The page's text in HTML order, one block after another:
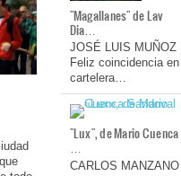
"Magallanes" de Lav
Dia…
JOSÉ LUIS MUÑOZ
Feliz coincidencia en
cartelera…
"Lux", de Mario Cuenca
…
CARLOS MANZANO